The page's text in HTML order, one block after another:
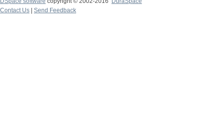
Contact Us
Send Feedback